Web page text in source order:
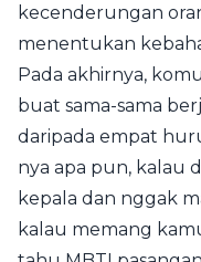
kecenderungan
menentukan
Pada akhirnya,
buat sama-sama
daripada empat
nya apa pun, kalau
kepala dan nggak
kalau memang